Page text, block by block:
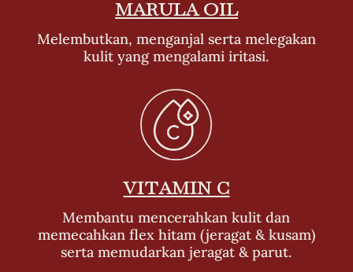
MARULA OIL
Melembutkan, menganjal serta melegakan
kulit yang mengalami iritasi.
VITAMIN C
Membantu mencerahkan kulit dan
memecahkan flex hitam (jeragat & kusam)
serta memudarkan jeragat & parut.